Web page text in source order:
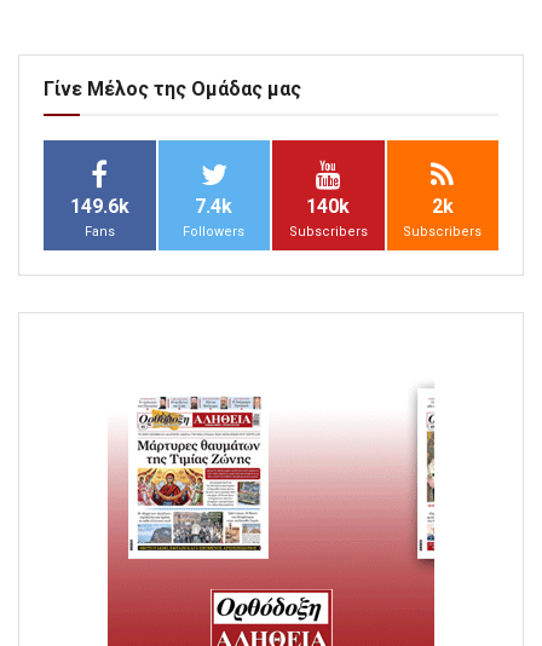
Γίνε Μέλος της Ομάδας μας
149.6k
Fans
7.4k
Followers
140k
Subscribers
2k
Subscribers